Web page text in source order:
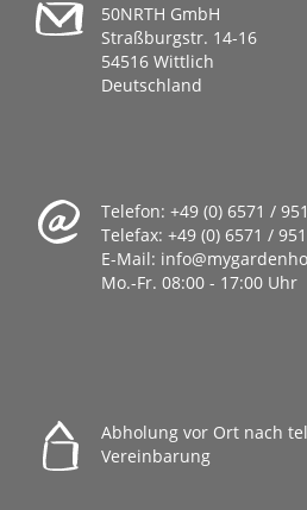
50NRTH GmbH
Straßburgstr. 14-16
54516 Wittlich
Deutschland
Telefon: +49 (0) 6571 /
Telefax: +49 (0) 6571 /
E-Mail:
Mo.-Fr. 08:00 - 17:00 Uhr
Abholung vor Ort nach
Vereinbarung